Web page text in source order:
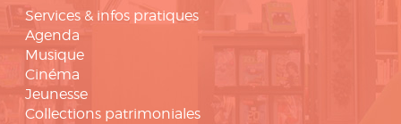
Services & infos pratiques
Agenda
Musique
Cinéma
Jeunesse
Collections patrimoniales